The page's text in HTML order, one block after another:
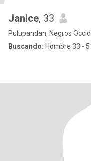
Janice, 33
Pulupandan, Negros
Buscando: Hombre 33 -